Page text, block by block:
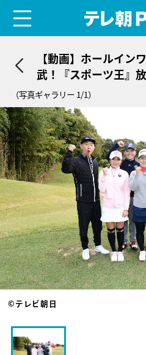
【動画】ホールイン
武！『スポーツ王』
対決
（写真ギャラリー 1/1）
©テレビ朝日